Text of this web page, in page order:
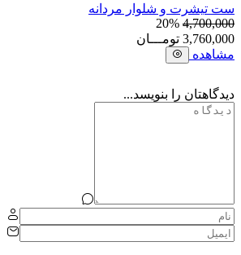
ست تیشرت و شلوار مردانه
4,700,000
20%
3,760,000 تومـــان
مشاهده
دیدگاهتان را بنویسد...